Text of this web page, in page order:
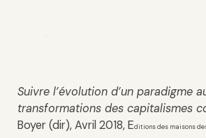
Suivre l’évolution d’un paradigme
transformations des capitalismes
Boyer (dir), Avril 2018, Editions des maisons